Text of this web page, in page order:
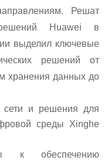
Решат
Huawei в
выделил ключевые
решений от
хранения данных до
сети и решения для
среды Xinghe
к обеспечению